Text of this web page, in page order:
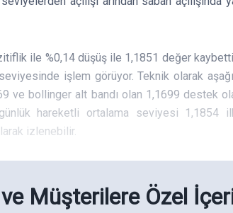
ile %0,14 düşüş ile 1,1851 değer
işlem görüyor. Teknik olarak
ve bollinger alt bandı olan 1,1699 destek
hareketli ortalama seviyesi 1,1854
izlenebilir.
Müşterilere Özel